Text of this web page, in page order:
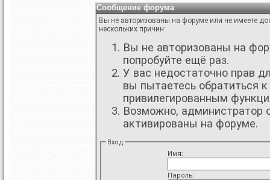
Сообщение форума
Вы не авторизованы на форуме или не имеете
нескольких причин:
Вы не авторизованы на
попробуйте ещё раз.
У вас недостаточно прав
вы пытаетесь обратиться
привилегированным
Возможно, администратор
активированы на форуме.
Вход
Имя:
Пароль: